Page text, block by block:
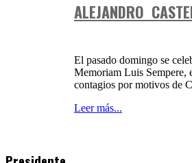
ALEJANDRO
El pasado domingo se
Memoriam Luis Sempere,
contagios por motivos de
Leer más...